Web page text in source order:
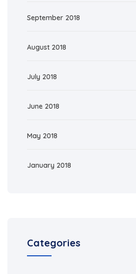
September 2018
August 2018
July 2018
June 2018
May 2018
January 2018
Categories